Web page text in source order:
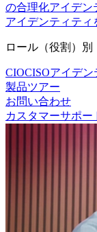
の合理化アイデン
アイデンティティ
ロール（役割）別
CIOCISOアイデン
製品ツアー
お問い合わせ
カスタマーサポ